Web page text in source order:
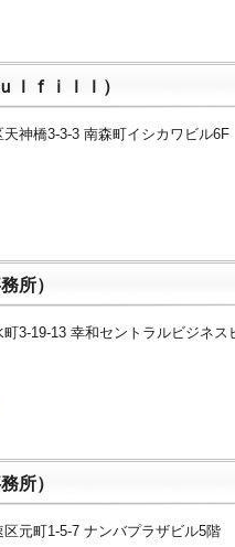
ｆｉｌｌ）
神橋3-3-3 南森町イシカワビル6F
所）
3-19-13 幸和セントラルビジネス
所）
元町1-5-7 ナンバプラザビル5階